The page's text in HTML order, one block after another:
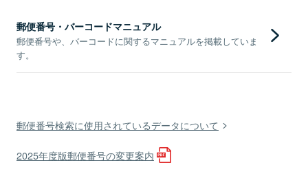
郵便番号・バーコードマニュアル
郵便番号や、バーコードに関するマニュアルを掲載していま
す。
郵便番号検索に使用されているデータについて
2025年度版郵便番号の変更案内